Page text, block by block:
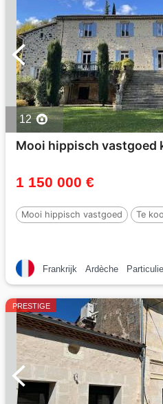
12
Mooi hippisch vastgoed
1 150 000 €
Mooi hippisch vastgoed Te
Frankrijk Ardèche
PRESTIGE